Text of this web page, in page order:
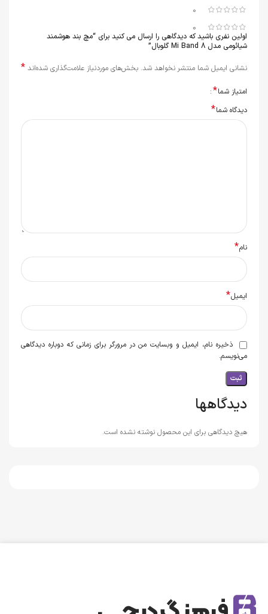
0
0
دیدگاهها
هیچ دیدگاهی برای این محصول نوشته نشده است.
اولین نفری باشید که دیدگاهی را ارسال می کنید برای “مچ بند هوشمند
شیائومی مدل Mi Band 8 گلوبال”
نشانی ایمیل شما منتشر نخواهد شد. بخش‌های موردنیاز علامت‌گذاری شده‌اند *
امتیاز شما*
دیدگاه شما*
نام*
ایمیل*
ذخیره نام، ایمیل و وبسایت من در مرورگر برای زمانی که دوباره دیدگاهی
می‌نویسم.